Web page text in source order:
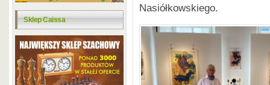
Sklep Caissa
Nasiółkowskiego.